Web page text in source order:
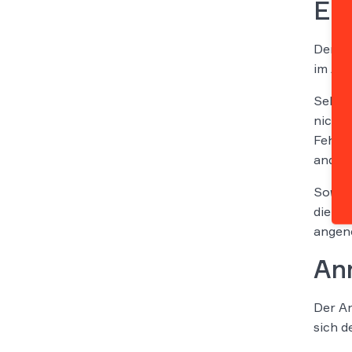
Der
im
nicht
die
Der
sich